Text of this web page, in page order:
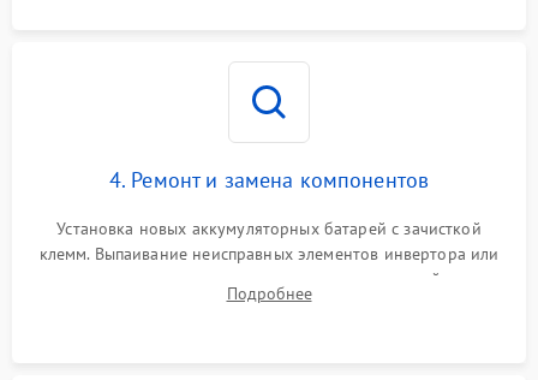
4. Ремонт и замена компонентов
Установка новых аккумуляторных батарей с зачисткой
клемм. Выпаивание неисправных элементов инвертора или
цепи зарядки и монтаж новых радиодеталей.
Восстановление поврежденных токоведущих дорожек и
Подробнее